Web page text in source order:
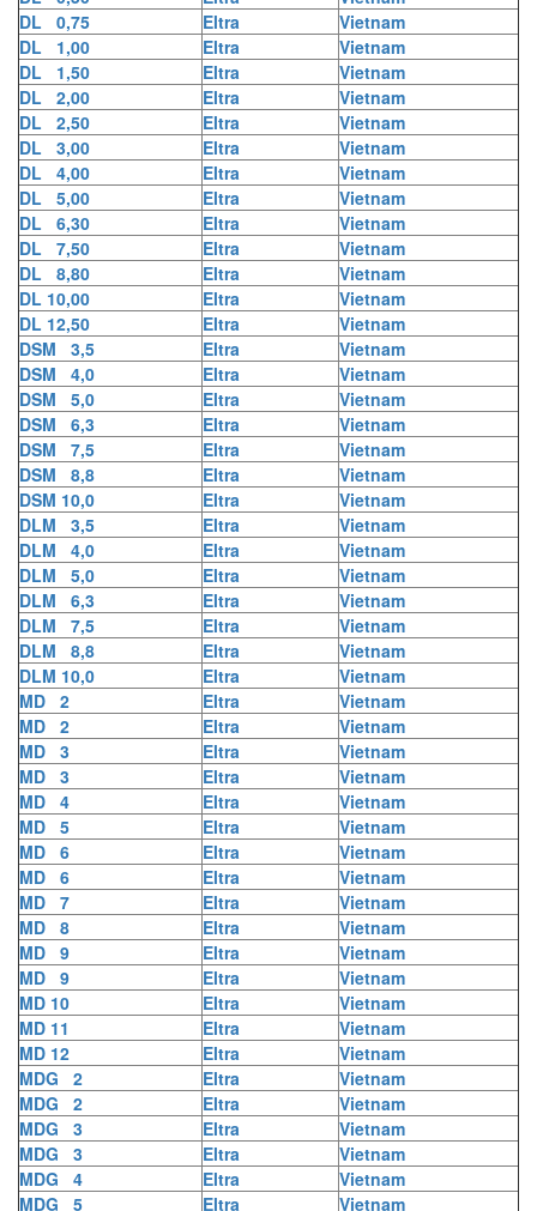
DL 0,75
Eltra
Vietnam
DL 1,00
Eltra
Vietnam
DL 1,50
Eltra
Vietnam
DL 2,00
Eltra
Vietnam
DL 2,50
Eltra
Vietnam
DL 3,00
Eltra
Vietnam
DL 4,00
Eltra
Vietnam
DL 5,00
Eltra
Vietnam
DL 6,30
Eltra
Vietnam
DL 7,50
Eltra
Vietnam
DL 8,80
Eltra
Vietnam
DL 10,00
Eltra
Vietnam
DL 12,50
Eltra
Vietnam
DSM 3,5
Eltra
Vietnam
DSM 4,0
Eltra
Vietnam
DSM 5,0
Eltra
Vietnam
DSM 6,3
Eltra
Vietnam
DSM 7,5
Eltra
Vietnam
DSM 8,8
Eltra
Vietnam
DSM 10,0
Eltra
Vietnam
DLM 3,5
Eltra
Vietnam
DLM 4,0
Eltra
Vietnam
DLM 5,0
Eltra
Vietnam
DLM 6,3
Eltra
Vietnam
DLM 7,5
Eltra
Vietnam
DLM 8,8
Eltra
Vietnam
DLM 10,0
Eltra
Vietnam
MD 2
Eltra
Vietnam
MD 2
Eltra
Vietnam
MD 3
Eltra
Vietnam
MD 3
Eltra
Vietnam
MD 4
Eltra
Vietnam
MD 5
Eltra
Vietnam
MD 6
Eltra
Vietnam
MD 6
Eltra
Vietnam
MD 7
Eltra
Vietnam
MD 8
Eltra
Vietnam
MD 9
Eltra
Vietnam
MD 9
Eltra
Vietnam
MD 10
Eltra
Vietnam
MD 11
Eltra
Vietnam
MD 12
Eltra
Vietnam
MDG 2
Eltra
Vietnam
MDG 2
Eltra
Vietnam
MDG 3
Eltra
Vietnam
MDG 3
Eltra
Vietnam
MDG 4
Eltra
Vietnam
MDG 5
Eltra
Vietnam